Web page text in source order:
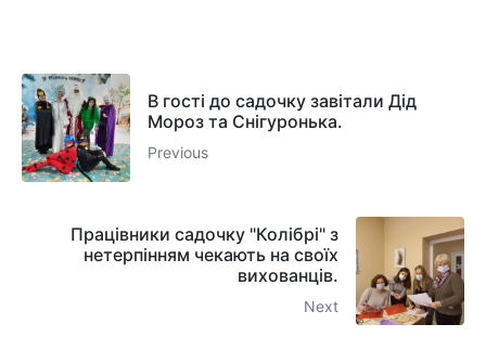
В гості до садочку завітали Дід
Мороз та Снігуронька.
Previous
Працівники садочку "Колібрі" з
нетерпінням чекають на своїх
вихованців.
Next